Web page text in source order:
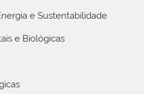
e Sustentabilidade
e Biológicas